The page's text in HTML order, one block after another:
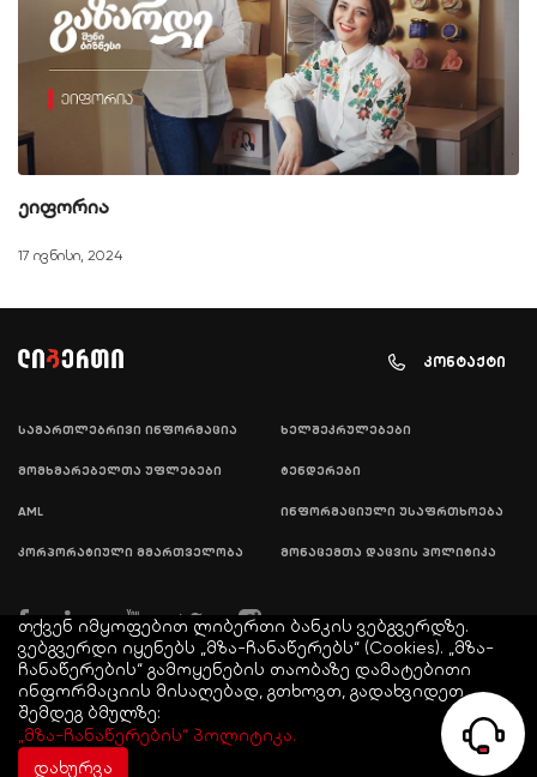
ეიფორია
17 ივნისი, 2024
კონტაქტი
სამართლებრივი ინფორმაცია ხელშეკრულებები
მომხმარებელთა უფლებები ტენდერები
AML ინფორმაციული უსაფრთხოება
კორპორატიული მმართველობა მონაცემთა დაცვის პოლიტიკა
© COPYRIGHT LIBERTY 2021
თქვენ იმყოფებით ლიბერთი ბანკის ვებგვერდზე.
ვებგვერდი იყენებს „მზა-ჩანაწერებს“ (Cookies). „მზა-
ჩანაწერების“ გამოყენების თაობაზე დამატებითი
ინფორმაციის მისაღებად, გთხოვთ, გადახვიდეთ
შემდეგ ბმულზე:
დახურვა
„მზა-ჩანაწერების“ პოლიტიკა.